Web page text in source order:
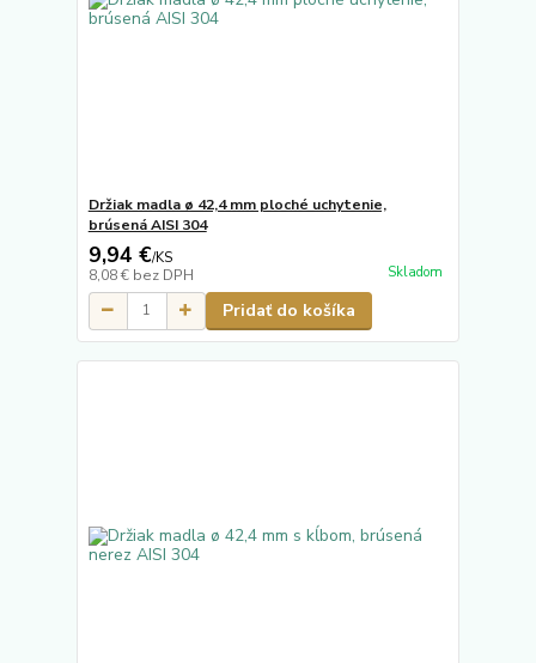
Držiak madla ø 42,4 mm ploché uchytenie,
brúsená AISI 304
9,94 €/KS
8,08 € bez DPH Skladom
Pridať do košíka